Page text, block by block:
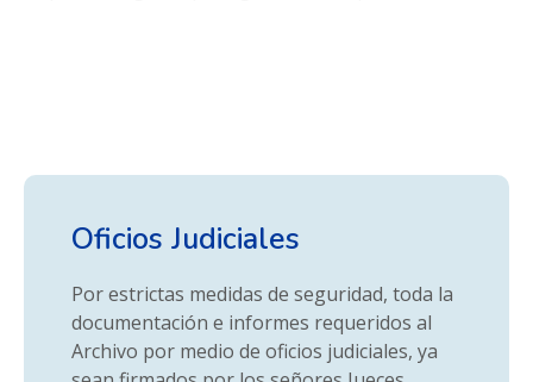
Oficios Judiciales
Por estrictas medidas de seguridad, toda la
documentación e informes requeridos al
Archivo por medio de oficios judiciales, ya